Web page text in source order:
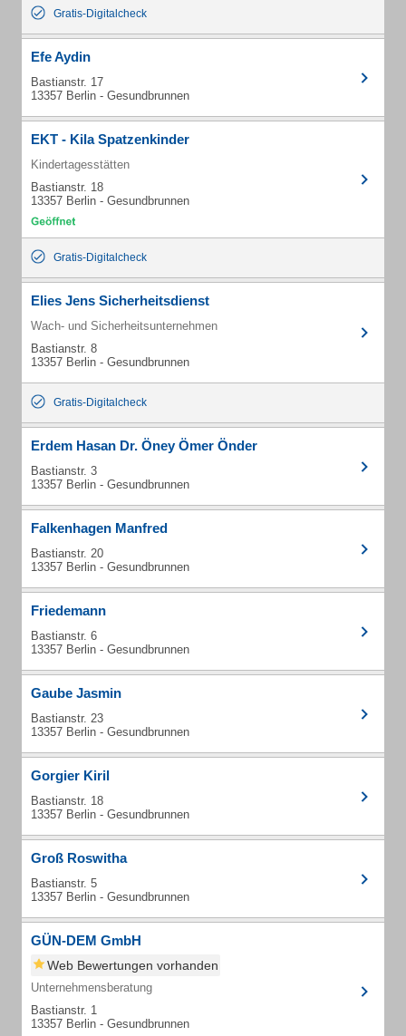
Gratis-Digitalcheck
Efe Aydin
Bastianstr. 17
13357 Berlin - Gesundbrunnen
EKT - Kila Spatzenkinder
Kindertagesstätten
Bastianstr. 18
13357 Berlin - Gesundbrunnen
Gratis-Digitalcheck
Elies Jens Sicherheitsdienst
Wach- und Sicherheitsunternehmen
Bastianstr. 8
13357 Berlin - Gesundbrunnen
Gratis-Digitalcheck
Erdem Hasan Dr. Öney Ömer Önder
Bastianstr. 3
13357 Berlin - Gesundbrunnen
Falkenhagen Manfred
Bastianstr. 20
13357 Berlin - Gesundbrunnen
Friedemann
Bastianstr. 6
13357 Berlin - Gesundbrunnen
Gaube Jasmin
Bastianstr. 23
13357 Berlin - Gesundbrunnen
Gorgier Kiril
Bastianstr. 18
13357 Berlin - Gesundbrunnen
Groß Roswitha
Bastianstr. 5
13357 Berlin - Gesundbrunnen
GÜN-DEM GmbH
Web Bewertungen vorhanden
Unternehmensberatung
Bastianstr. 1
13357 Berlin - Gesundbrunnen